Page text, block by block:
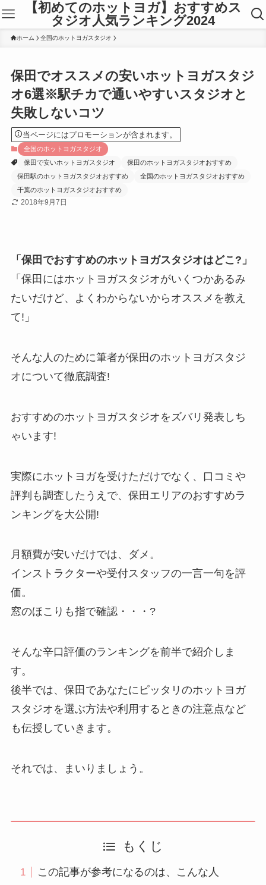
【初めてのホットヨガ】おすすめス
タジオ人気ランキング2024
ホーム 全国のホットヨガスタジオ
保田でオススメの安いホットヨガスタジ
オ6選※駅チカで通いやすいスタジオと
失敗しないコツ
当ページにはプロモーションが含まれます。
全国のホットヨガスタジオ
保田で安いホットヨガスタジオ
保田のホットヨガスタジオおすすめ
保田駅のホットヨガスタジオおすすめ
全国のホットヨガスタジオおすすめ
千葉のホットヨガスタジオおすすめ
2018年9月7日
「保田でおすすめのホットヨガスタジオはどこ?」
「保田にはホットヨガスタジオがいくつかあるみ
たいだけど、よくわからないからオススメを教え
て!」
そんな人のために筆者が保田のホットヨガスタジ
オについて徹底調査!
おすすめのホットヨガスタジオをズバリ発表しち
ゃいます!
実際にホットヨガを受けただけでなく、口コミや
評判も調査したうえで、保田エリアのおすすめラ
ンキングを大公開!
月額費が安いだけでは、ダメ。
インストラクターや受付スタッフの一言一句を評
価。
窓のほこりも指で確認・・・?
そんな辛口評価のランキングを前半で紹介しま
す。
後半では、保田であなたにピッタリのホットヨガ
スタジオを選ぶ方法や利用するときの注意点など
も伝授していきます。
それでは、まいりましょう。
もくじ
この記事が参考になるのは、こんな人